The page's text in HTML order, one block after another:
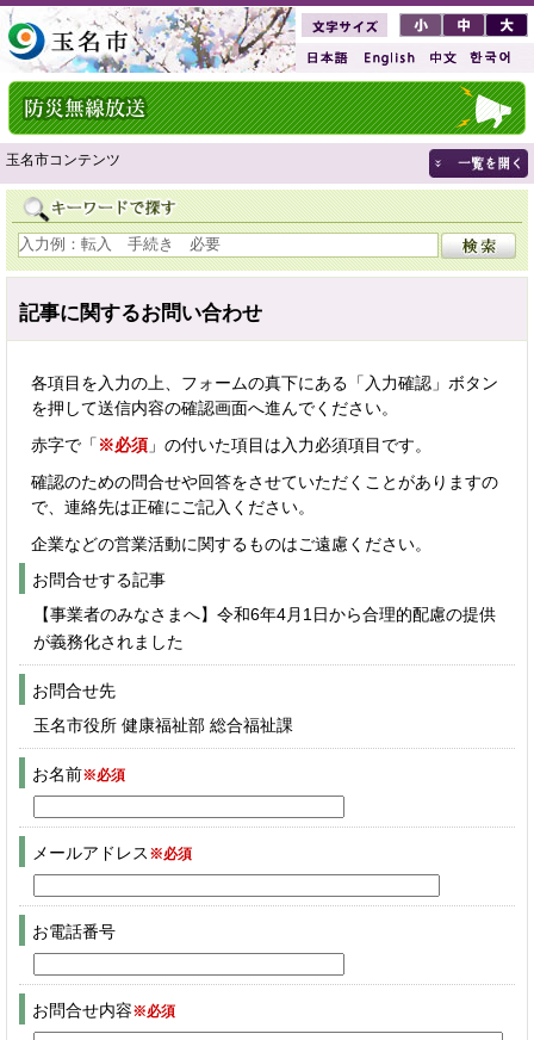
玉名市コンテンツ
記事に関するお問い合わせ
各項目を入力の上、フォームの真下にある「入力確認」ボタン
を押して送信内容の確認画面へ進んでください。
赤字で「 ※必須 」の付いた項目は入力必須項目です。
確認のための問合せや回答をさせていただくことがありますの
で、連絡先は正確にご記入ください。
企業などの営業活動に関するものはご遠慮ください。
お問合せする記事
【事業者のみなさまへ】令和6年4月1日から合理的配慮の提供
が義務化されました
お問合せ先
玉名市役所 健康福祉部 総合福祉課
お名前※必須
メールアドレス ※必須
お電話番号
お問合せ内容※必須